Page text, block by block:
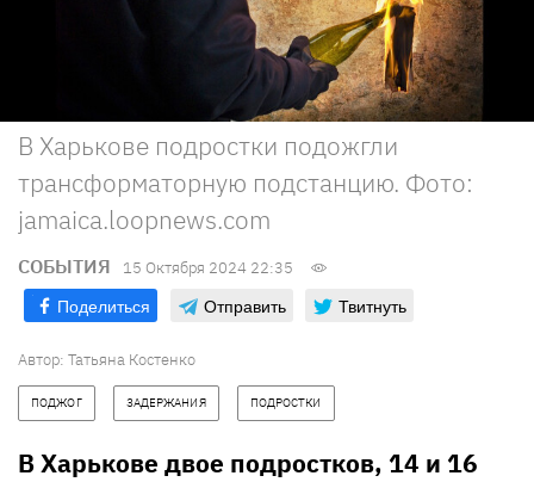
В Харькове подростки подожгли
трансформаторную подстанцию. Фото:
jamaica.loopnews.com
СОБЫТИЯ 15 Октября 2024 22:35
Поделиться Отправить Твитнуть
Автор: Татьяна Костенко
ПОДЖОГ ЗАДЕРЖАНИЯ ПОДРОСТКИ
В Харькове двое подростков, 14 и 16